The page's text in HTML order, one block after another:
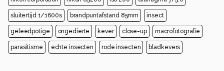
sluitertijd 1/1600s brandpuntafstand 85mm insect
geleedpotige ongedierte kever close-up macrofotografie
parasitisme echte insecten rode insecten bladkevers